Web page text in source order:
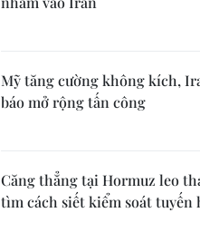
Mỹ tăng cường không kích,
báo mở rộng tấn công
Căng thẳng tại Hormuz leo
tìm cách siết kiểm soát tuyến